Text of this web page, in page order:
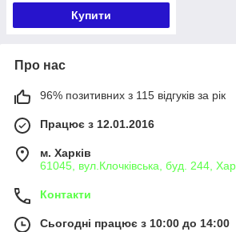
Купити
Про нас
96% позитивних з 115 відгуків за рік
Працює з 12.01.2016
м. Харків
61045, вул.Клочківська, буд. 244,
Контакти
Сьогодні працює з 10:00 до 14:00